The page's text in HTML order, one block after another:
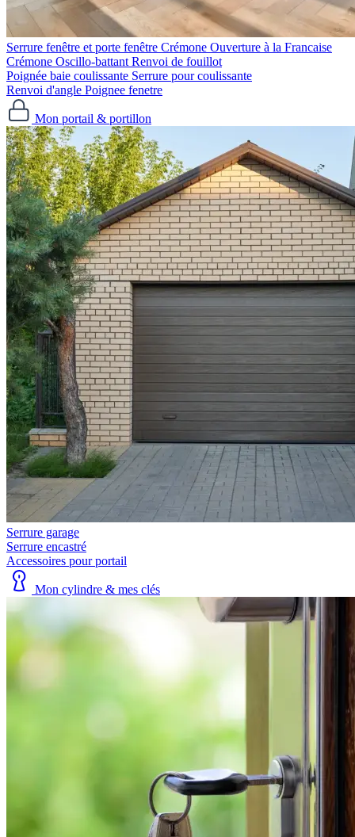
Serrure fenêtre et porte fenêtre Crémone Ouverture à la Francaise
Crémone Oscillo-battant Renvoi de fouillot
Poignée baie coulissante Serrure pour coulissante
Renvoi d'angle Poignee fenetre
Mon portail & portillon
Serrure garage
Serrure encastré
Accessoires pour portail
Mon cylindre & mes clés